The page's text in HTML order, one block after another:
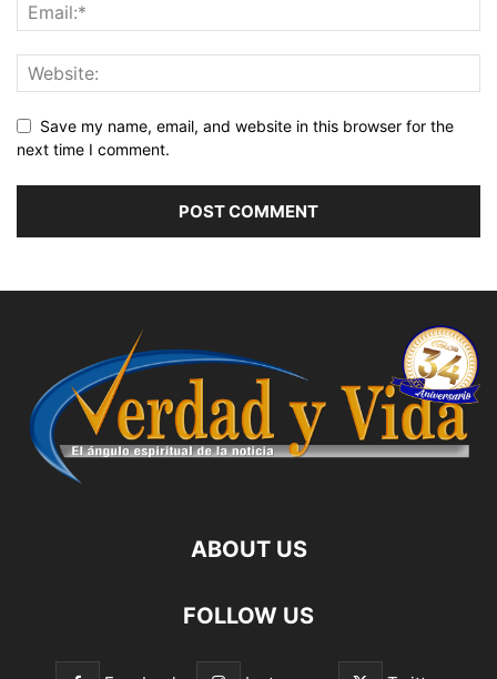
Save my name, email, and website in this browser for the
next time I comment.
ABOUT US
FOLLOW US